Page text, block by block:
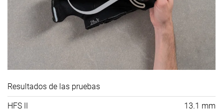
Resultados de las pruebas
HFS II 13.1 mm